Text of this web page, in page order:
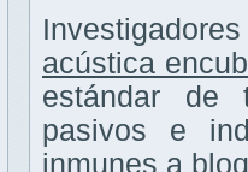
acústica
estándar de
pasivos e
inmunes a